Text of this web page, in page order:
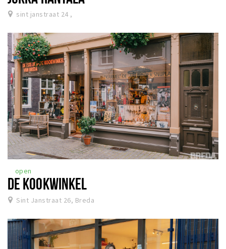
sint janstraat 24 ,
open
DE KOOKWINKEL
Sint Janstraat 26, Breda